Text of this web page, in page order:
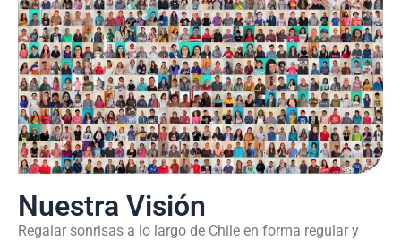
Nuestra Visión
Regalar sonrisas a lo largo de Chile en forma regular y